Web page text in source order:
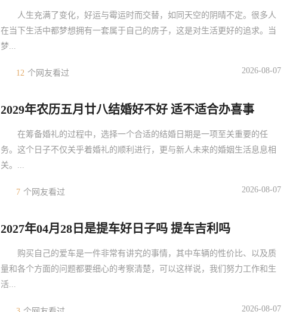
人生充满了变化，好运与霉运时而交替，如同天空的阴晴不定。很多人
在当下生活中都梦想拥有一套属于自己的房子，这是对生活更好的追求。当
梦...
12 个网友看过 2026-08-07
2029年农历五月廿八结婚好不好 适不适合办喜事
在筹备婚礼的过程中，选择一个合适的结婚日期是一项至关重要的任
务。这个日子不仅关乎着婚礼的顺利进行，更与新人未来的婚姻生活息息相
关。...
7 个网友看过 2026-08-07
2027年04月28日是提车好日子吗 提车吉利吗
购买自己的爱车是一件非常有讲究的事情，其中车辆的性价比、以及质
量和各个方面的问题都要细心的考察清楚，可以这样说，我们努力工作和生
活...
2026-08-07